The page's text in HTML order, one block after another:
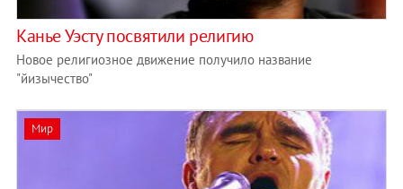
Канье Уэсту посвятили религию
Новое религиозное движение получило название
"йизычество"
Мир